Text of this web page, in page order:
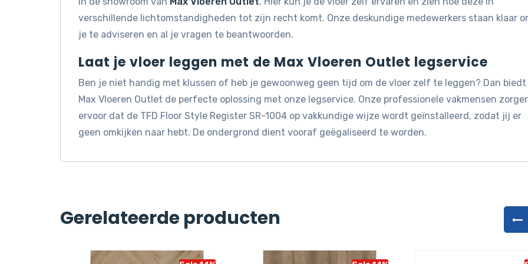
verschillende lichtomstandigheden tot zijn recht komt. Onze deskundige medewerkers staan klaar
je te adviseren en al je vragen te beantwoorden.
Laat je vloer leggen met de Max Vloeren Outlet legservice
Ben je niet handig met klussen of heb je gewoonweg geen tijd om de vloer zelf te leggen? Dan biedt
Max Vloeren Outlet de perfecte oplossing met onze legservice. Onze professionele vakmensen
ervoor dat de TFD Floor Style Register SR-1004 op vakkundige wijze wordt geïnstalleerd, zodat jij er
geen omkijken naar hebt. De ondergrond dient vooraf geëgaliseerd te worden.
Gerelateerde producten